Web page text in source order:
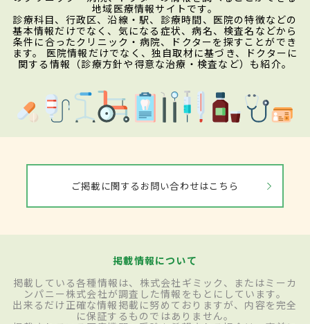
地域医療情報サイトです。
診療科目、行政区、沿線・駅、診療時間、医院の特徴などの
基本情報だけでなく、気になる症状、病名、検査名などから
条件に合ったクリニック・病院、ドクターを探すことができ
ます。 医院情報だけでなく、独自取材に基づき、ドクターに
関する情報（診療方針や得意な治療・検査など）も紹介。
ご掲載に関するお問い合わせはこちら
掲載情報について
掲載している各種情報は、株式会社ギミック、またはミーカ
ンパニー株式会社が調査した情報をもとにしています。
出来るだけ正確な情報掲載に努めておりますが、内容を完全
に保証するものではありません。